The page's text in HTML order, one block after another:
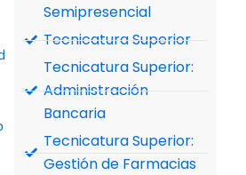
Semipresencial
Tecnicatura Superior
Tecnicatura Superior:
Administración
Bancaria
Tecnicatura Superior:
Gestión de Farmacias